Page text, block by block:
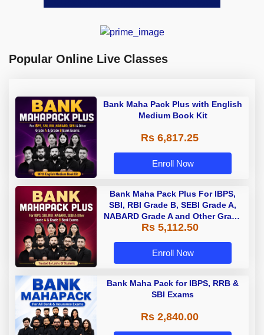
Popular Online Live Classes
Bank Maha Pack Plus with English
Medium Book Kit
Rs 6,817.25
Enroll Now
Bank Maha Pack Plus For IBPS,
SBI, RBI Grade B, SEBI Grade A,
NABARD Grade A and Other Grade
A & Grade B Bank Exams
Rs 5,112.50
Enroll Now
Bank Maha Pack for IBPS, RRB &
SBI Exams
Rs 2,840.00